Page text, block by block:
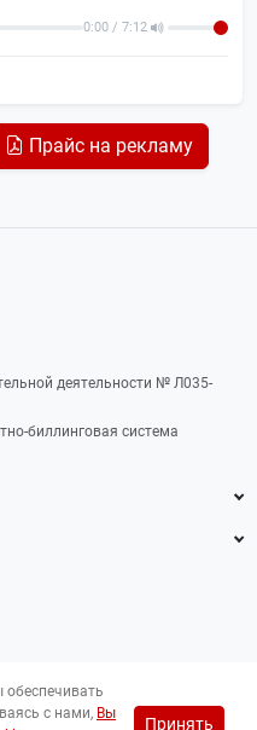
0:00 / 7:12
Прайс на рекламу
деятельности № Л035-
биллинговая система
с нами, Вы
Принять